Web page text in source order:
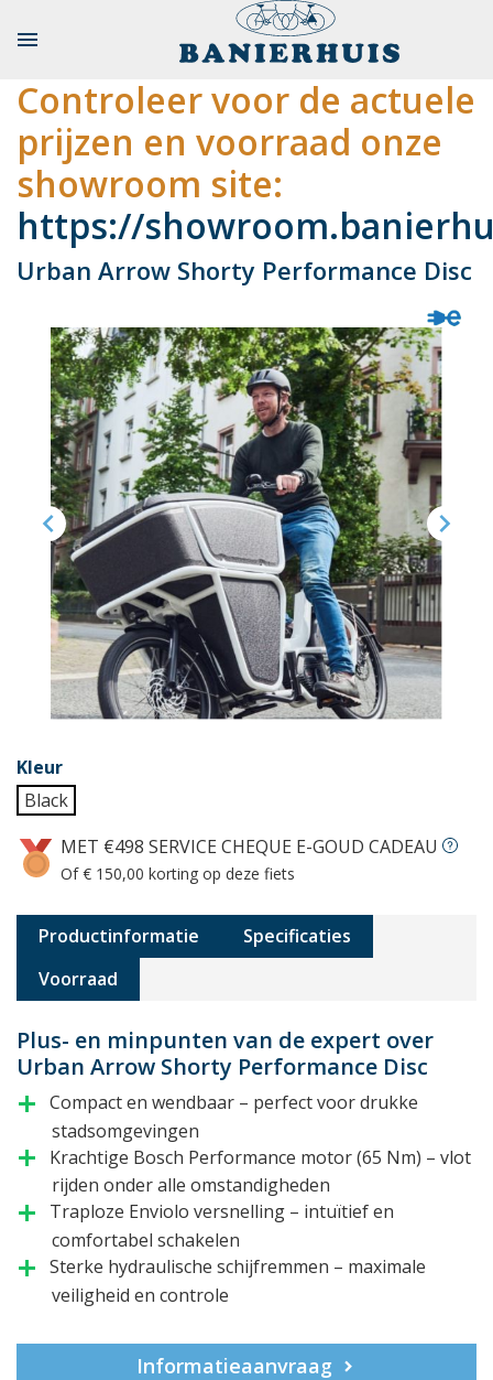

Controleer voor de actuele
prijzen en voorraad onze
showroom site:
https://
Urban Arrow Shorty Performance Disc
 
Kleur
Black
MET €498 SERVICE CHEQUE E-GOUD CADEAU
Of € 150,00 korting op deze fiets
Productinformatie
Specificaties
Voorraad
Plus- en minpunten van de expert over
Urban Arrow Shorty Performance Disc
add Compact en wendbaar – perfect voor drukke
stadsomgevingen
add
Krachtige Bosch Performance motor (65 Nm) – vlot
rijden onder alle omstandigheden
add
Traploze Enviolo versnelling – intuïtief en
comfortabel schakelen
add Sterke hydraulische schijfremmen – maximale
veiligheid en controle
Informatieaanvraag